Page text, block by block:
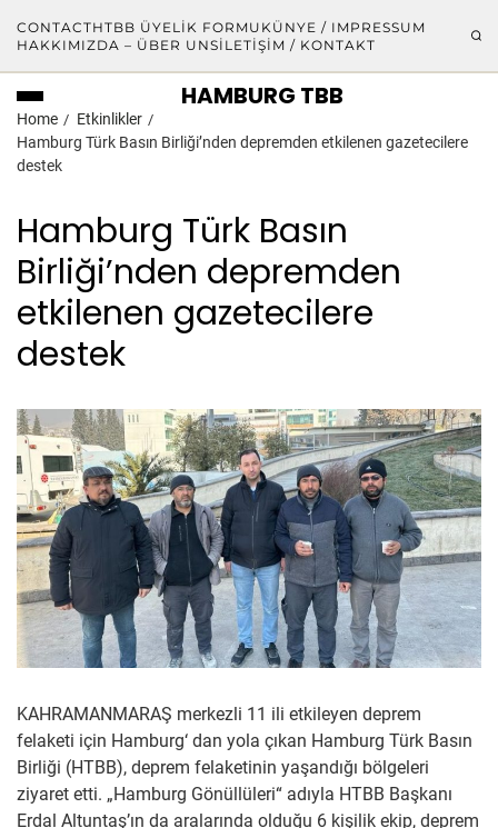
CONTACTHTBB ÜYELIK FORMU KÜNYE / IMPRESSUM
HAKKIMIZDA – ÜBER UNSİLETIŞIM / KONTAKT
HAMBURG TBB
Home
Etkinlikler
Hamburg Türk Basın Birliği’nden depremden etkilenen gazetecilere
destek
Hamburg Türk Basın
Birliği’nden depremden
etkilenen gazetecilere
destek
KAHRAMANMARAŞ merkezli 11 ili etkileyen deprem
felaketi için Hamburg‘ dan yola çıkan Hamburg Türk Basın
Birliği (HTBB), deprem felaketinin yaşandığı bölgeleri
ziyaret etti. „Hamburg Gönüllüleri“ adıyla HTBB Başkanı
Erdal Altuntaş’ın da aralarında olduğu 6 kişilik ekip, deprem